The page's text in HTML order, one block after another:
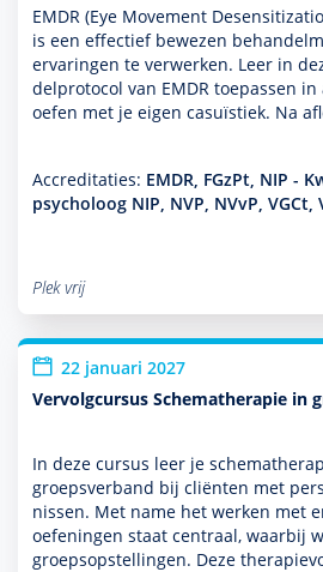
EMDR (Eye Movement
is een effectief bewezen
ervaringen te verwerken. Leer in
delprotocol van EMDR toe­pas­sen
oefen met je eigen casuïstiek. Na
Accreditaties: EMDR, FGzPt, NIP -
psycholoog NIP, NVP, NVvP, VGCt,
Plek vrij
22 januari 2027
Vervolgcursus Schematherapie in
In deze cursus leer je
groeps­ver­band bij cliënten met
nissen. Met name het werken met
oefen­ingen staat centraal, waarbij
groepsopstellingen. Deze